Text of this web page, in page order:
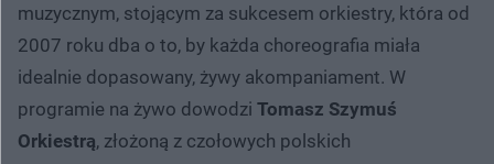
muzycznym, stojącym za sukcesem orkiestry, która od
2007 roku dba o to, by każda choreografia miała
idealnie dopasowany, żywy akompaniament. W
programie na żywo dowodzi Tomasz Szymuś
Orkiestrą, złożoną z czołowych polskich